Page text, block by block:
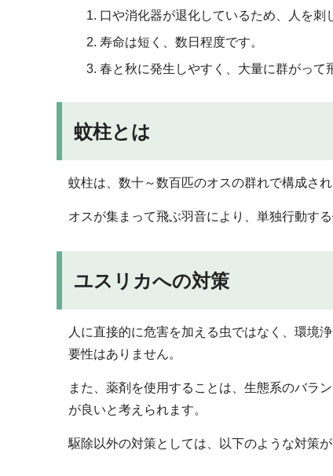
口や消化器が退化しているため、人を刺
寿命は短く、数日程度です。
春と秋に発生しやすく、大量に群がって
蚊柱とは
蚊柱は、数十～数百匹のオスの群れで構成さ
オスが集まって飛ぶ羽音により、単独行動す
ユスリカへの対策
人に直接的に危害を加える虫ではなく、環境
要性はありません。
また、薬剤を使用することは、生態系のバラ
が良いと考えられます。
駆除以外の対策としては、以下のような対策が